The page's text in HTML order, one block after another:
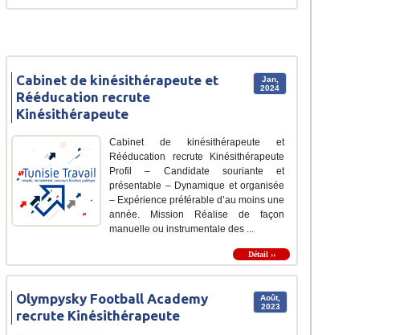
Jan,
2024
Cabinet de kinésithérapeute et
Rééducation recrute
Kinésithérapeute
Cabinet de kinésithérapeute et
Rééducation recrute Kinésithérapeute
Profil – Candidate souriante et
présentable – Dynamique et organisée
– Expérience préférable d’au moins une
année. Mission Réalise de façon
manuelle ou instrumentale des ...
Détail ››
Août,
2023
Olympysky Football Academy
recrute Kinésithérapeute